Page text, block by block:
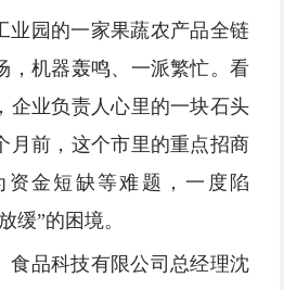
业园的一家果蔬农产品全链
，机器轰鸣、一派繁忙。看
企业负责人心里的一块石头
月前，这个市里的重点招商
资金短缺等难题，一度陷
缓”的困境。
食品科技有限公司总经理沈